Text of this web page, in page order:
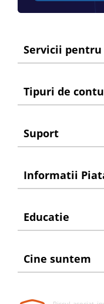
Servicii
Tipuri de
Suport
Informatii
Educatie
Cine suntem